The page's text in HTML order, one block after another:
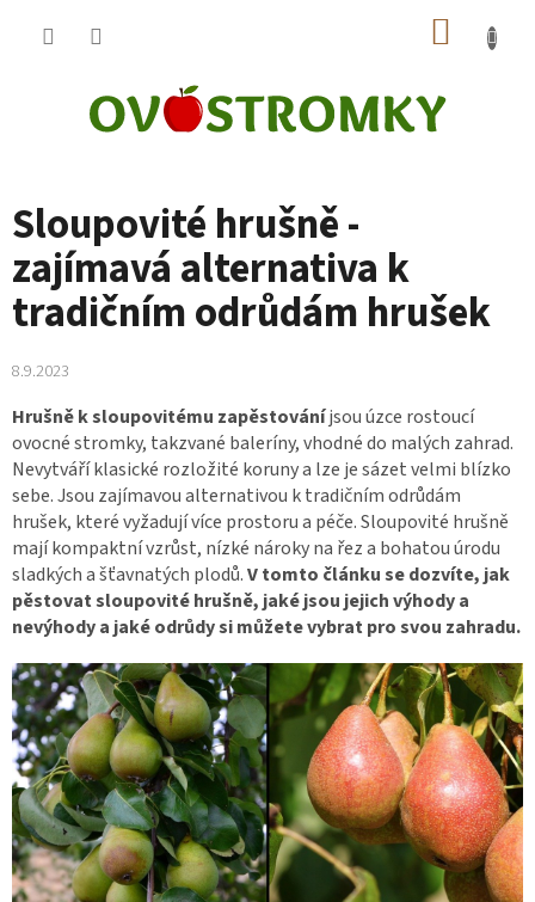
Sloupovité hrušně -
zajímavá alternativa k
tradičním odrůdám hrušek
8.9.2023
Hrušně k sloupovitému zapěstováníjsou úzce rostoucí
ovocné stromky, takzvané baleríny, vhodné do malých zahrad.
Nevytváří klasické rozložité koruny a lze je sázet velmi blízko
sebe. Jsou zajímavou alternativou k tradičním odrůdám
hrušek, které vyžadují více prostoru a péče. Sloupovité hrušně
mají kompaktní vzrůst, nízké nároky na řez a bohatou úrodu
sladkých a šťavnatých plodů.V tomto článku se dozvíte, jak
pěstovat sloupovité hrušně, jaké jsou jejich výhody a
nevýhody a jaké odrůdy si můžete vybrat pro svou zahradu.